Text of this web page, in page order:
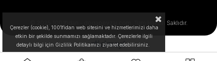
© 2025 1001fidan - dogapeyzaj.com. Tüm Hakları Saklıdır.
Çerezler (cookie), 1001fidan web sitesini ve hizmetlerimizi daha
etkin bir şekilde sunmamızı sağlamaktadır. Çerezlerle ilgili
detaylı bilgi için Gizlilik Politikamızı ziyaret edebilirsiniz.